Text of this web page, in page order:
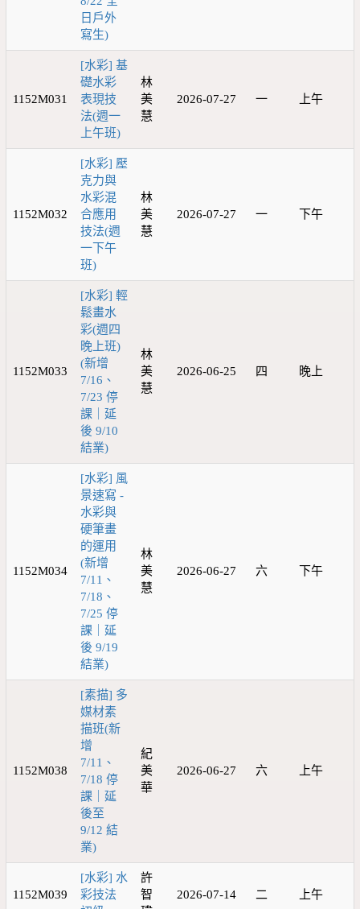
日戶外
寫生)
1152M031
[水彩] 基
礎水彩
表現技
法(週一
上午班)
林
美
慧
2026-07-27 一 上午
1152M032
[水彩] 壓
克力與
水彩混
合應用
技法(週
一下午
班)
林
美
慧
2026-07-27 一 下午
1152M033
[水彩] 輕
鬆畫水
彩(週四
晚上班)
(新增
7/16、
7/23 停
課｜延
後 9/10
結業)
林
美
慧
2026-06-25 四 晚上
1152M034
[水彩] 風
景速寫 -
水彩與
硬筆畫
的運用
(新增
7/11、
7/18、
7/25 停
課｜延
後 9/19
結業)
林
美
慧
2026-06-27 六 下午
1152M038
[素描] 多
媒材素
描班(新
增
7/11、
7/18 停
課｜延
後至
9/12 結
業)
紀
美
華
2026-06-27 六 上午
1152M039
[水彩] 水
彩技法
許
智
2026-07-14 二 上午